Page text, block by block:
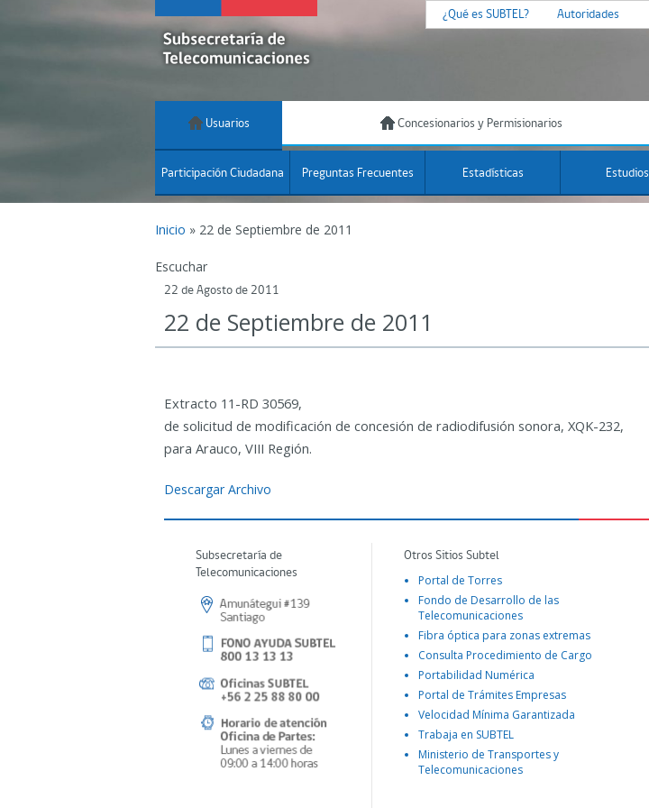
¿Qué es SUBTEL? Autoridades
Usuarios Concesionarios y Permisionarios
Participación Ciudadana Preguntas Frecuentes Estadísticas Estudios
Inicio » 22 de Septiembre de 2011
Escuchar
22 de Agosto de 2011
22 de Septiembre de 2011
Extracto 11-RD 30569,
de solicitud de modificación de concesión de radiodifusión sonora, XQK-232,
para Arauco, VIII Región.
Descargar Archivo
Subsecretaría de
Telecomunicaciones
Otros Sitios Subtel
Portal de Torres
Fondo de Desarrollo de las
Telecomunicaciones
Fibra óptica para zonas extremas
Consulta Procedimiento de Cargo
Portabilidad Numérica
Portal de Trámites Empresas
Velocidad Mínima Garantizada
Trabaja en SUBTEL
Ministerio de Transportes y
Telecomunicaciones